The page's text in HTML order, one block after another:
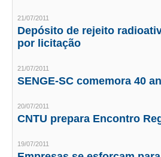
BENEFÍCIOS
CONVÊNIOS
PLANO DE SAÚDE
21/07/2011
Depósito de rejeito
por licitação
21/07/2011
SENGE-SC comemora 40
20/07/2011
CNTU prepara Encontro
19/07/2011